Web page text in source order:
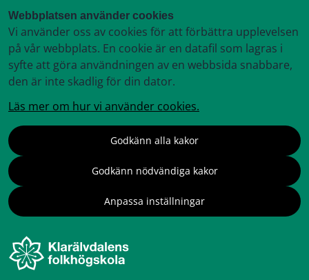
Webbplatsen använder cookies
Vi använder oss av cookies för att förbättra upplevelsen
på vår webbplats. En cookie är en datafil som lagras i
syfte att göra användningen av en webbsida snabbare,
den är inte skadlig för din dator.
Läs mer om hur vi använder cookies.
Godkänn alla kakor
Godkänn nödvändiga kakor
Anpassa inställningar